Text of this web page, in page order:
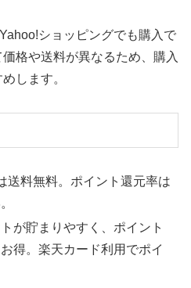
ショッピングでも購入で
格や送料が異なるため、購入
します。
送料無料。ポイント還元率は
が貯まりやすく、ポイント
得。楽天カード利用でポイ